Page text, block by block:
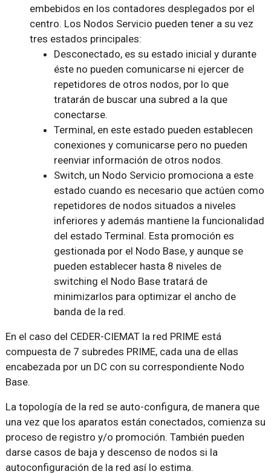
embebidos en los contadores desplegados por el
centro. Los Nodos Servicio pueden tener a su vez
tres estados principales:
Desconectado, es su estado inicial y durante
éste no pueden comunicarse ni ejercer de
repetidores de otros nodos, por lo que
tratarán de buscar una subred a la que
conectarse.
Terminal, en este estado pueden establecen
conexiones y comunicarse pero no pueden
reenviar información de otros nodos.
Switch, un Nodo Servicio promociona a este
estado cuando es necesario que actúen como
repetidores de nodos situados a niveles
inferiores y además mantiene la funcionalidad
del estado Terminal. Esta promoción es
gestionada por el Nodo Base, y aunque se
pueden establecer hasta 8 niveles de
switching el Nodo Base tratará de
minimizarlos para optimizar el ancho de
banda de la red.
En el caso del CEDER-CIEMAT la red PRIME está
compuesta de 7 subredes PRIME, cada una de ellas
encabezada por un DC con su correspondiente Nodo
Base.
La topología de la red se auto-configura, de manera que
una vez que los aparatos están conectados, comienza su
proceso de registro y/o promoción. También pueden
darse casos de baja y descenso de nodos si la
autoconfiguración de la red así lo estima.